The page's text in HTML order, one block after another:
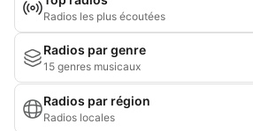
Radios les plus écoutées
Radios par genre
15 genres musicaux
Radios par région
Radios locales